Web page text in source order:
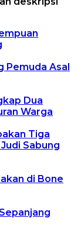
Pemuda Asal
Dua
Warga
Tiga
Sabung
di Bone